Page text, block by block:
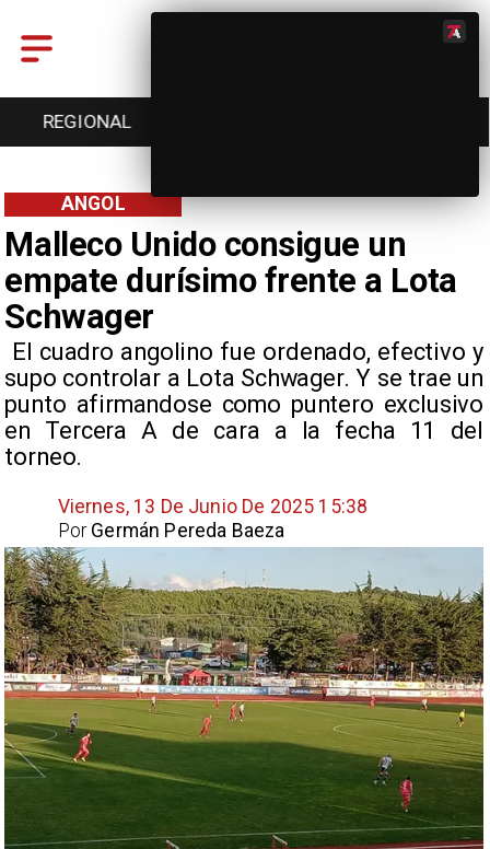
ENTRETENCIÓN
Malleco Unido consigue un
empate durísimo frente a Lota
Schwager
​ El cuadro angolino fue ordenado, efectivo y
supo controlar a Lota Schwager. Y se trae un
punto afirmandose como puntero exclusivo
en Tercera A de cara a la fecha 11 del
torneo.
ANGOL
Viernes, 13 De Junio De 2025 15:38
Germán Pereda Baeza
Por